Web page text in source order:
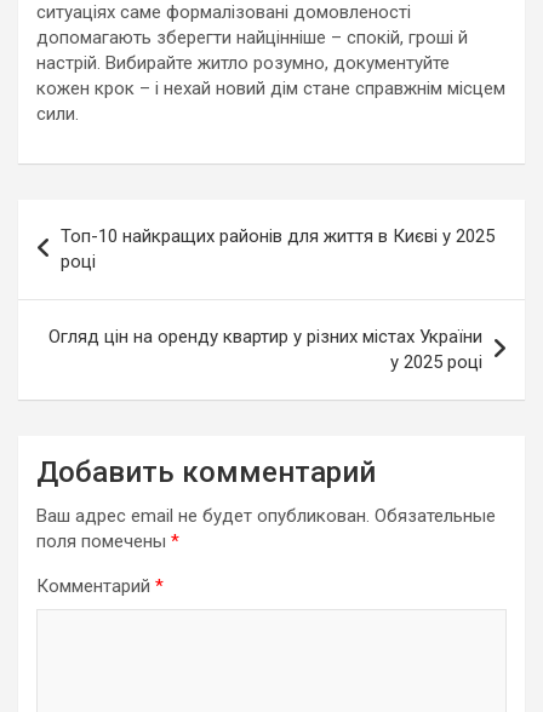
ситуаціях саме формалізовані домовленості
допомагають зберегти найцінніше – спокій, гроші й
настрій. Вибирайте житло розумно, документуйте
кожен крок – і нехай новий дім стане справжнім місцем
сили.
по
записям
Топ-10 найкращих районів для життя в Києві у 2025
році
Огляд цін на оренду квартир у різних містах України
у 2025 році
Добавить комментарий
Ваш адрес email не будет опубликован. Обязательные
поля помечены *
Комментарий *